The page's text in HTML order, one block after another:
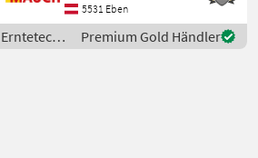
Grenzstreueinrichtung,
Streuwinkelverstellung,
Schutzbügel Fendt Heuer
5531 Eben
Erntetechnik
Grünland /
Premium Gold Händler